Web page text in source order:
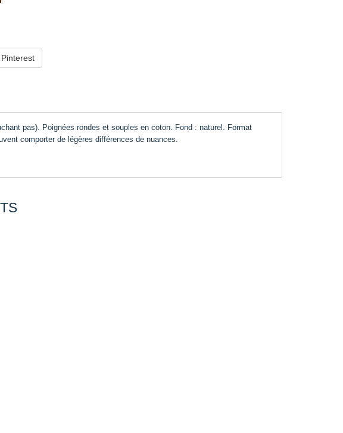
Pinterest
pas). Poignées rondes et souples en coton. Fond : naturel. Format
comporter de légères différences de nuances.